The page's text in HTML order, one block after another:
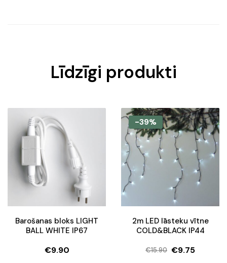
Līdzīgi produkti
Barošanas bloks LIGHT
BALL WHITE IP67
€9.90
-39%
2m LED lāsteku vītne
COLD&BLACK IP44
€15.90
Original
€9.75
Current